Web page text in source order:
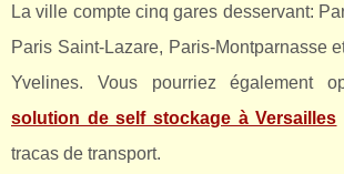
La ville compte cinq gares desservant:
Paris Saint-Lazare, Paris-Montparnasse
Yvelines. Vous pourriez également
solution de self stockage à Versailles
tracas de transport.